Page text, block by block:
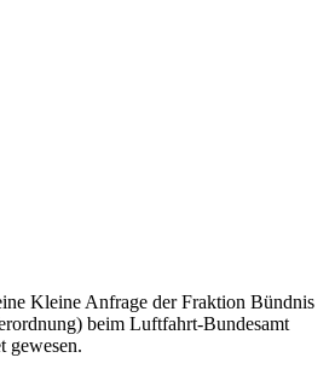
Kleine Anfrage der Fraktion Bündnis
beim Luftfahrt-Bundesamt
gewesen.